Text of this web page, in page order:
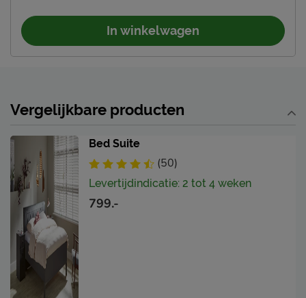
In winkelwagen
Vergelijkbare producten
Bed Suite
(50)
Levertijdindicatie: 2 tot 4 weken
799.-